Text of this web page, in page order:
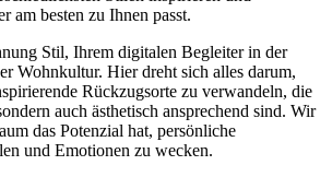
am besten zu Ihnen passt.
Stil, Ihrem digitalen Begleiter in der
Wohnkultur. Hier dreht sich alles darum,
Rückzugsorte zu verwandeln, die
auch ästhetisch ansprechend sind. Wir
das Potenzial hat, persönliche
und Emotionen zu wecken.